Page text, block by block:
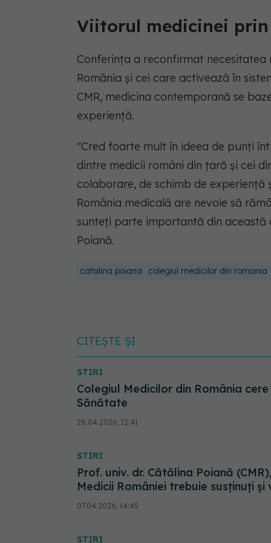
Viitorul medicinei
Conferința a reconfirmat
România și cei care activează în
CMR, medicina contemporană se
experiență.
"Cred foarte mult în ideea de punți
dintre medicii români din țară și cei
colaborare, de schimb de
România medicală are nevoie să
sunteți parte importantă din această
Poiană.
catalina poiana colegiul medicilor din romania
CITEȘTE ȘI
STIRI
Colegiul Medicilor din România
Sănătate
28.04.2026, 12:41
STIRI
Prof. univ. dr. Cătălina Poiană
Medicii României trebuie susținuți
07.04.2026, 14:45
STIRI